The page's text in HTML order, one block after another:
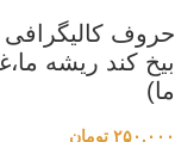
بیخ کند ریشه
ما)
۲۵۰,۰۰۰ تومان